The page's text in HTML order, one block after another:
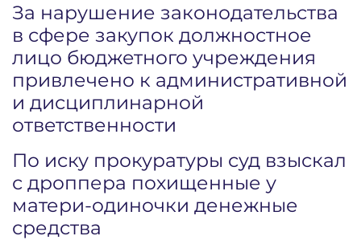
За нарушение законодательства
в сфере закупок должностное
лицо бюджетного учреждения
привлечено к административной
и дисциплинарной
ответственности
По иску прокуратуры суд взыскал
с дроппера похищенные у
матери-одиночки денежные
средства